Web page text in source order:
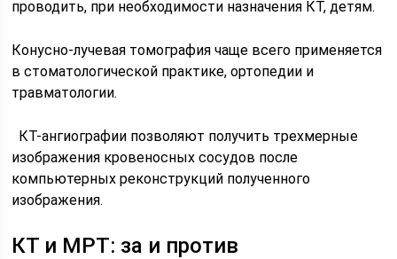
проводить, при необходимости назначения КТ, детям.
Конусно-лучевая томография чаще всего применяется
в стоматологической практике, ортопедии и
травматологии.
КТ-ангиографии позволяют получить трехмерные
изображения кровеносных сосудов после
компьютерных реконструкций полученного
изображения.
КТ и МРТ: за и против